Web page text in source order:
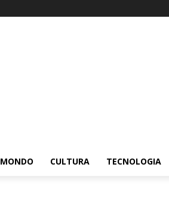
MONDO CULTURA TECNOLOGIA